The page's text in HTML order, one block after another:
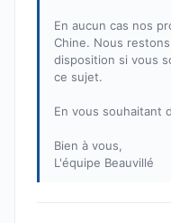
En aucun cas nos
Chine. Nous
disposition si vous
ce sujet.
En vous souhaitant
Bien à vous,
L'équipe Beauvillé